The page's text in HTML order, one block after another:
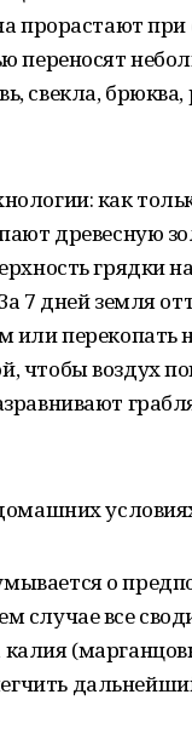
прорастают
переносят
свекла,
как
древесную
грядки
7 дней земля
или перекопать
чтобы воздух
о
случае все